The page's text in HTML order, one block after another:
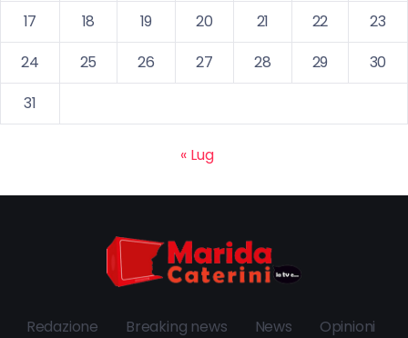
17
18 19 20 21 22
23
24
25 26 27 28 29
30
31
« Lug
Redazione Breaking news News Opinioni